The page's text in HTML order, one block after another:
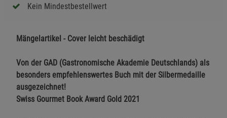
Kein Mindestbestellwert
Mängelartikel - Cover leicht beschädigt
Von der GAD (Gastronomische Akademie Deutschlands) als
besonders empfehlenswertes Buch mit der Silbermedaille
ausgezeichnet!
Swiss Gourmet Book Award Gold 2021